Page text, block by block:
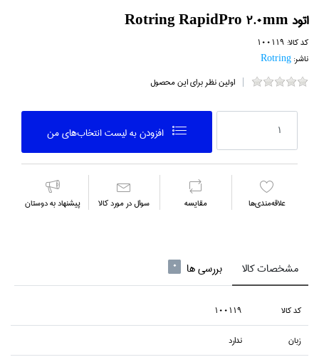
اتود Rotring RapidPro 2.0mm
کد کالا: 100119
ناشر:Rotring
اولین نظر برای این محصول
افزودن به ليست انتخاب‌هاي من
علاقه‌مندي‌ها مقايسه سوال در مورد كالا پیشنهاد به دوستان
مشخصات کالا بررسی ها 0
كد كالا
100119
زبان
ندارد